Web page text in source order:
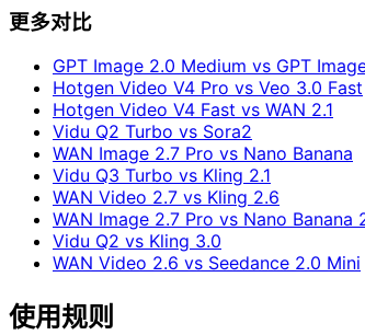
更多对比
GPT Image 2.0 Medium vs GPT
Hotgen Video V4 Pro vs Veo 3.0 Fast
Hotgen Video V4 Fast vs WAN 2.1
Vidu Q2 Turbo vs Sora2
WAN Image 2.7 Pro vs Nano Banana
Vidu Q3 Turbo vs Kling 2.1
WAN Video 2.7 vs Kling 2.6
WAN Image 2.7 Pro vs Nano Banana
Vidu Q2 vs Kling 3.0
WAN Video 2.6 vs Seedance 2.0 Mini
使用规则